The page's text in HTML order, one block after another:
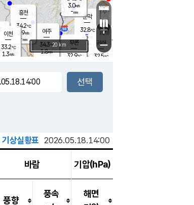
문막
32.8℃
4.5m/s
mm
부론
32.9℃
여주
34.3℃
1.8m/s
3.0m/s
-mm
장호원
흥천
34.2℃
2.9m/s
-mm
m/s
귀래
32.5℃
이천
33.2℃
1.3m/s
+
−
20 km
기상실황표 2026.05.18.14:00
바람 기압(hPa)
풍향
풍속
해면